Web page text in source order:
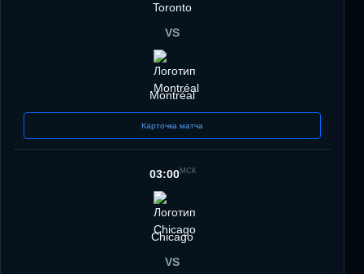
Toronto
VS
Montréal
Карточка матча
03:00МСК
Chicago
VS